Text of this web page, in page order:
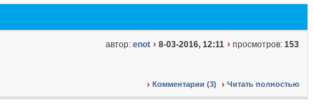
автор: enot 8-03-2016, 12:11 просмотров: 153
Комментарии (3) Читать полностью